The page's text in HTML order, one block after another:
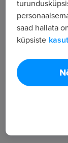
11
saad hallata
küpsiste